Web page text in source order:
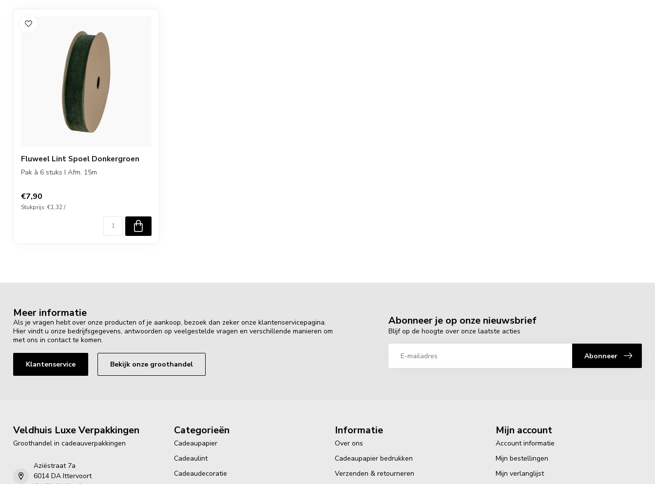
Fluweel Lint Spoel Donkergroen
Pak à 6 stuks I Afm. 15m
€7,90
Stukprijs: €1,32 /
Meer informatie
Als je vragen hebt over onze producten of je aankoop, bezoek dan zeker onze klantenservicepagina.
Hier vindt u onze bedrijfsgegevens, antwoorden op veelgestelde vragen en verschillende manieren om
met ons in contact te komen.
Klantenservice Bekijk onze groothandel
Abonneer je op onze nieuwsbrief
Blijf op de hoogte over onze laatste acties
Abonneer
Veldhuis Luxe Verpakkingen
Groothandel in cadeauverpakkingen
Aziëstraat 7a
6014 DA Ittervoort
Categorieën
Cadeaupapier
Cadeaulint
Cadeaudecoratie
Informatie
Over ons
Cadeaupapier bedrukken
Verzenden & retourneren
Mijn account
Account informatie
Mijn bestellingen
Mijn verlanglijst